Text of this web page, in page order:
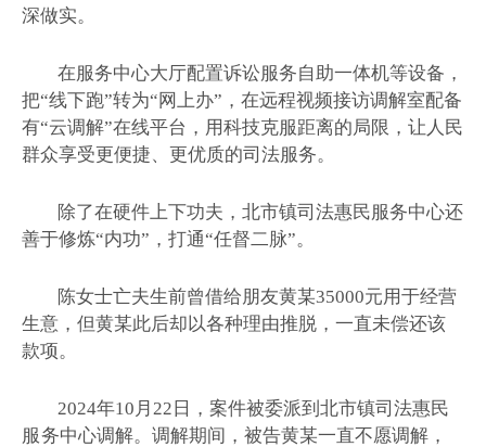
深做实。
在服务中心大厅配置诉讼服务自助一体机等设备，
把“线下跑”转为“网上办”，在远程视频接访调解室配备
有“云调解”在线平台，用科技克服距离的局限，让人民
群众享受更便捷、更优质的司法服务。
除了在硬件上下功夫，北市镇司法惠民服务中心还
善于修炼“内功”，打通“任督二脉”。
陈女士亡夫生前曾借给朋友黄某35000元用于经营
生意，但黄某此后却以各种理由推脱，一直未偿还该
款项。
2024年10月22日，案件被委派到北市镇司法惠民
服务中心调解。调解期间，被告黄某一直不愿调解，